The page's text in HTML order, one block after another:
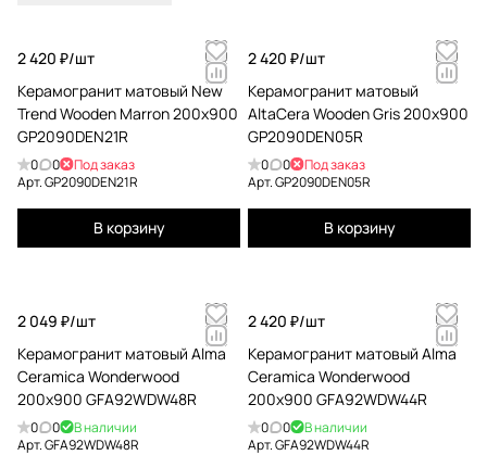
2 420 ₽/шт
Керамогранит матовый New
Trend Wooden Marron 200x900
GP2090DEN21R
0 0
Под заказ
Арт.GP2090DEN21R
В корзину
2 420 ₽/шт
Керамогранит матовый
AltaCera Wooden Gris 200x900
GP2090DEN05R
0 0
Под заказ
Арт.GP2090DEN05R
В корзину
2 049 ₽/шт
Керамогранит матовый Alma
Ceramica Wonderwood
200x900 GFA92WDW48R
0 0
В наличии
Арт.GFA92WDW48R
2 420 ₽/шт
Керамогранит матовый Alma
Ceramica Wonderwood
200x900 GFA92WDW44R
0 0
В наличии
Арт.GFA92WDW44R